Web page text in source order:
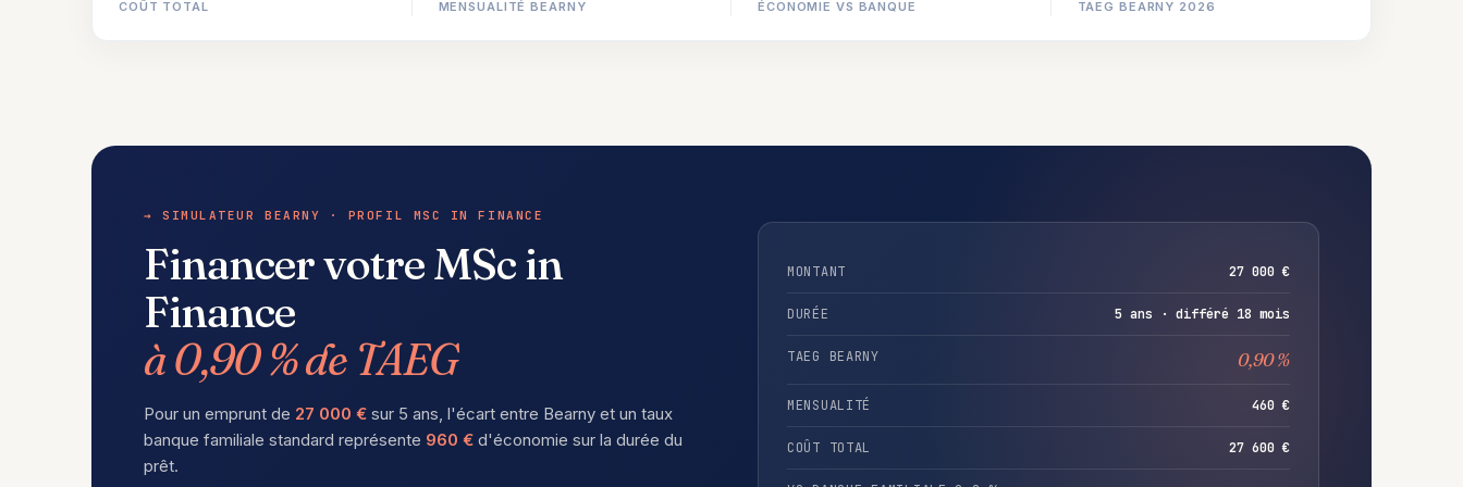
COÛT TOTAL MENSUALITÉ BEARNY ÉCONOMIE VS BANQUE TAEG BEARNY 2026
→ SIMULATEUR BEARNY · PROFIL MSC IN FINANCE
Financer votre MSc in
Finance
à 0,90 % de TAEG
Pour un emprunt de 27 000 € sur 5 ans, l'écart entre Bearny et un taux
banque familiale standard représente 960 € d'économie sur la durée du
prêt.
MONTANT 27 000 €
DURÉE 5 ans · différé 18 mois
TAEG BEARNY 0,90 %
MENSUALITÉ 460 €
COÛT TOTAL 27 600 €